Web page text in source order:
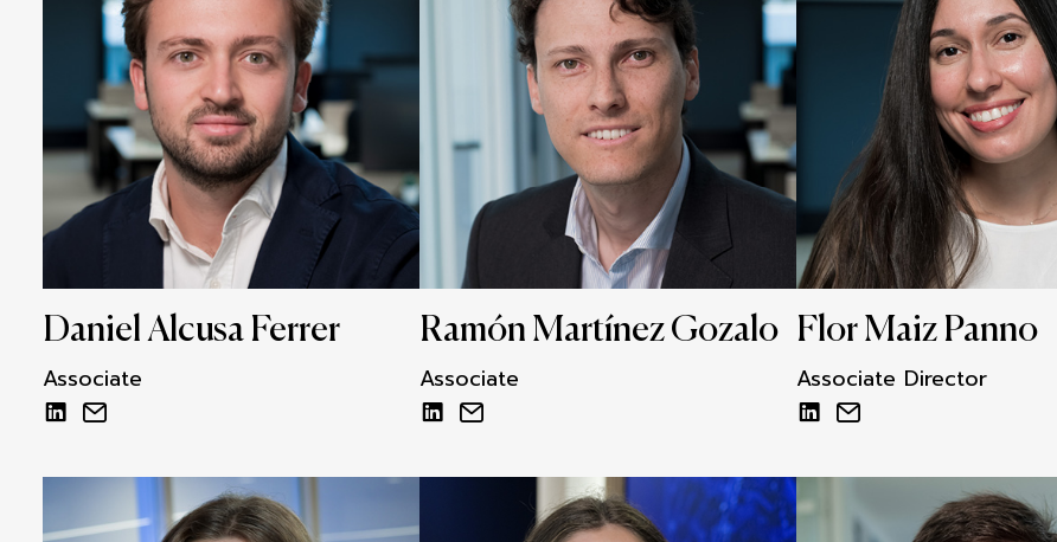
Daniel Alcusa Ferrer
Associate
Ramón Martínez Gozalo
Associate
Flor Maiz Panno
Associate Director